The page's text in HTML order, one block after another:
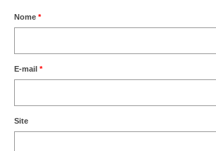
Nome *
E-mail *
Site